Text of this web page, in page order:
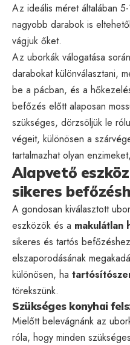
Az ideális méret általában
nagyobb darabok is
vágjuk őket.
Az uborkák válogatása
darabokat különválasztani,
be a pácban, és a
befőzés előtt alaposan
szükséges, dörzsöljük le
végeit, különösen a
tartalmazhat olyan
Alapvető
sikeres
A gondosan kiválasztott
eszközök és a makulátlan
sikeres és tartós
elszaporodásának
különösen, ha
törekszünk.
Szükséges konyhai
Mielőtt belevágnánk az
róla, hogy minden